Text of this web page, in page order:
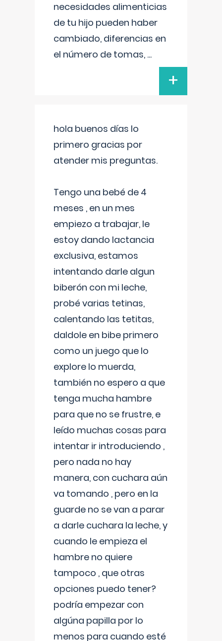
necesidades alimenticias
de tu hijo pueden haber
cambiado, diferencias en
el número de tomas, ...
+
hola buenos días lo
primero gracias por
atender mis preguntas.
Tengo una bebé de 4
meses , en un mes
empiezo a trabajar, le
estoy dando lactancia
exclusiva, estamos
intentando darle algun
biberón con mi leche,
probé varias tetinas,
calentando las tetitas,
daldole en bibe primero
como un juego que lo
explore lo muerda,
también no espero a que
tenga mucha hambre
para que no se frustre, e
leído muchas cosas para
intentar ir introduciendo ,
pero nada no hay
manera, con cuchara aún
va tomando , pero en la
guarde no se van a parar
a darle cuchara la leche, y
cuando le empieza el
hambre no quiere
tampoco , que otras
opciones puedo tener?
podría empezar con
algúna papilla por lo
menos para cuando esté